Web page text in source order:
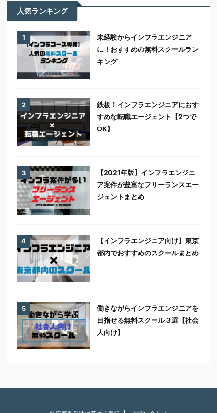
人気ランキング
1
未経験からインフラエンジニア
に！おすすめの無料スクールラン
キング
2
鉄板！インフラエンジニアにおす
すめな転職エージェント【2つで
OK】
3
【2021年版】インフラエンジニ
ア案件が豊富なフリーランスエー
ジェントまとめ
4
【インフラエンジニア向け】東京
都内でおすすめのスクールまとめ
5
働きながらインフラエンジニアを
目指せる無料スクール３選【社会
人向け】